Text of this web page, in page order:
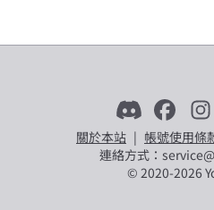
關於本站 | 帳號使用條
連絡方式：
© 2020-2026